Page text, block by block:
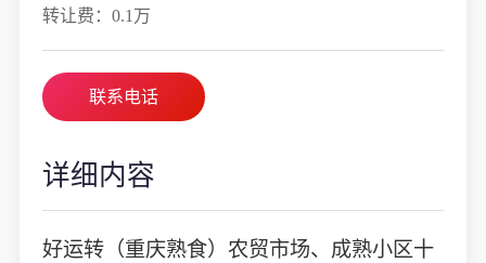
转让费：0.1万
联系电话
详细内容
好运转（重庆熟食）农贸市场、成熟小区十